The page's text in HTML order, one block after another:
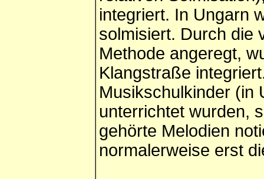
integriert. In Ungarn
solmisiert. Durch die
Methode angeregt,
Klangstraße
Musikschulkinder (in
unterrichtet wurden,
gehörte Melodien
normalerweise erst